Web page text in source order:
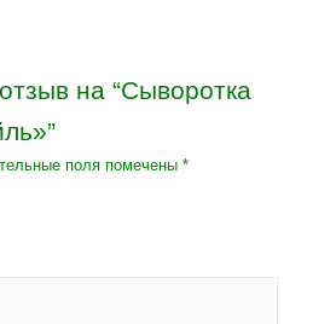
на “Сыворотка
поля помечены *